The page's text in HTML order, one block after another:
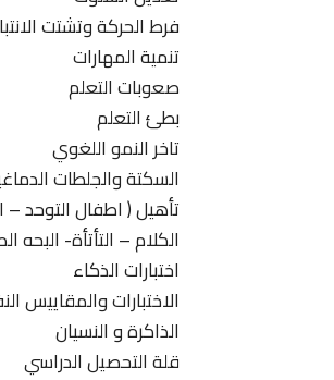
فرط الحركة وتشتت
تنمية المهارات
صعوبات التعلم
بطئ التعلم
تاخر النمو اللغوي
السكتة والجلطات
تأهيل ( اطفال التوحد
الكلام – التأتأة- البحه
اختبارات الذكاء
الاختبارات والمقاييس
الذاكرة و النسيان
قلة التحصيل الدراسي